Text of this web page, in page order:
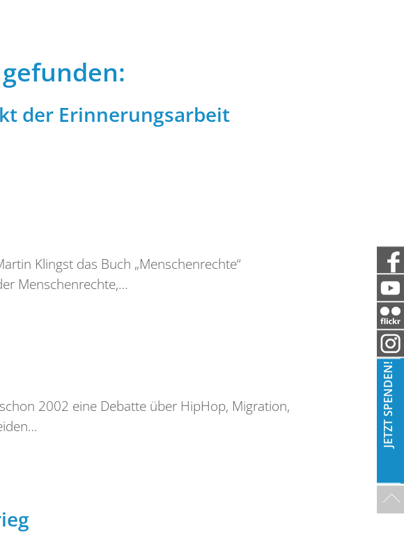
JETZT SPENDEN!
der Erinnerungsarbeit
Klingst das Buch „Menschenrechte“
Menschenrechte,…
2002 eine Debatte über HipHop, Migration,